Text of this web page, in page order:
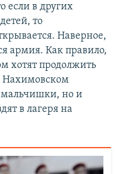
если в других
то
Наверное,
армия. Как правило,
хотят продолжить
Нахимовском
но и
в лагеря на